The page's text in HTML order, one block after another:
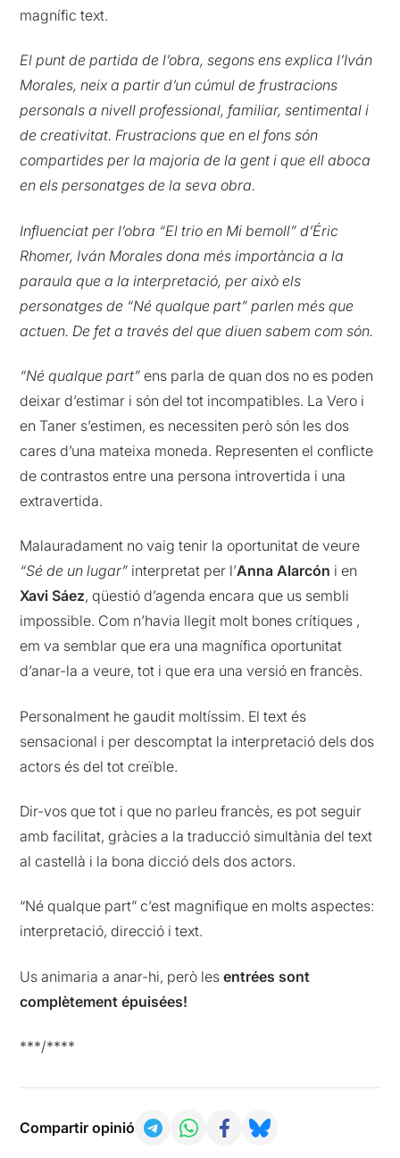
magnífic text.
El punt de partida de l’obra, segons ens explica l’Iván
Morales, neix a partir d’un cúmul de frustracions
personals a nivell professional, familiar, sentimental i
de creativitat. Frustracions que en el fons són
compartides per la majoria de la gent i que ell aboca
en els personatges de la seva obra.
Influenciat per l’obra “El trio en Mi bemoll” d’Éric
Rhomer, Iván Morales dona més importància a la
paraula que a la interpretació, per això els
personatges de “Né qualque part” parlen més que
actuen. De fet a través del que diuen sabem com són.
“Né qualque part” ens parla de quan dos no es poden
deixar d’estimar i són del tot incompatibles. La Vero i
en Taner s’estimen, es necessiten però són les dos
cares d’una mateixa moneda. Representen el conflicte
de contrastos entre una persona introvertida i una
extravertida.
Malauradament no vaig tenir la oportunitat de veure
“Sé de un lugar” interpretat per l’Anna Alarcón i en
Xavi Sáez, qüestió d’agenda encara que us sembli
impossible. Com n’havia llegit molt bones crítiques ,
em va semblar que era una magnífica oportunitat
d’anar-la a veure, tot i que era una versió en francès.
Personalment he gaudit moltíssim. El text és
sensacional i per descomptat la interpretació dels dos
actors és del tot creïble.
Dir-vos que tot i que no parleu francès, es pot seguir
amb facilitat, gràcies a la traducció simultània del text
al castellà i la bona dicció dels dos actors.
“Né qualque part” c’est magnifique en molts aspectes:
interpretació, direcció i text.
Us animaria a anar-hi, però lesentrées sont
complètement épuisées!
***/****
Compartir opinió